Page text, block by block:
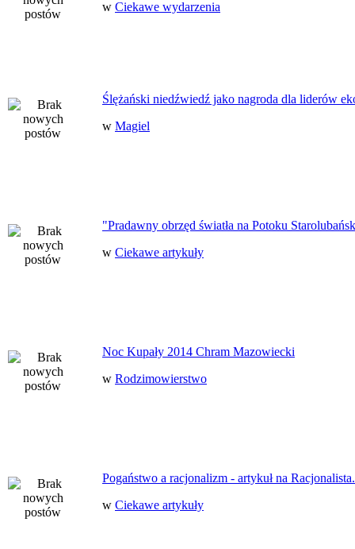
w Ciekawe wydarzenia
Ślężański niedźwiedź jako nagroda dla liderów
w Magiel
"Pradawny obrzęd światła na Potoku
w Ciekawe artykuły
Noc Kupały 2014 Chram Mazowiecki
w Rodzimowierstwo
Pogaństwo a racjonalizm - artykuł na
w Ciekawe artykuły